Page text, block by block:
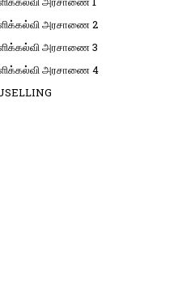
அரசாணை 2
அரசாணை 3
அரசாணை 4